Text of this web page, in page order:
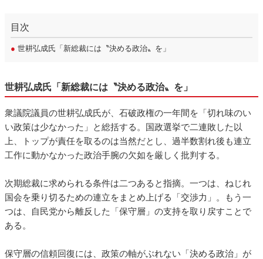
目次
● 世耕弘成氏「新総裁には〝決める政治〟を」
世耕弘成氏「新総裁には〝決める政治〟を」
衆議院議員の世耕弘成氏が、石破政権の一年間を「切れ味のい
い政策は少なかった」と総括する。国政選挙で二連敗した以
上、トップが責任を取るのは当然だとし、過半数割れ後も連立
工作に動かなかった政治手腕の欠如を厳しく批判する。
次期総裁に求められる条件は二つあると指摘。一つは、ねじれ
国会を乗り切るための連立をまとめ上げる「交渉力」。もう一
つは、自民党から離反した「保守層」の支持を取り戻すことで
ある。
保守層の信頼回復には、政策の軸がぶれない「決める政治」が